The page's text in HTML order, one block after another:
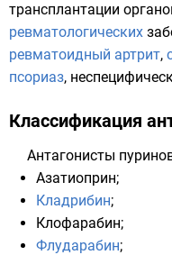
трансплантации
ревматологических
ревматоидный артрит,
псориаз,
Классификация
Антагонисты
Азатиоприн;
Кладрибин;
Клофарабин;
Флударабин;